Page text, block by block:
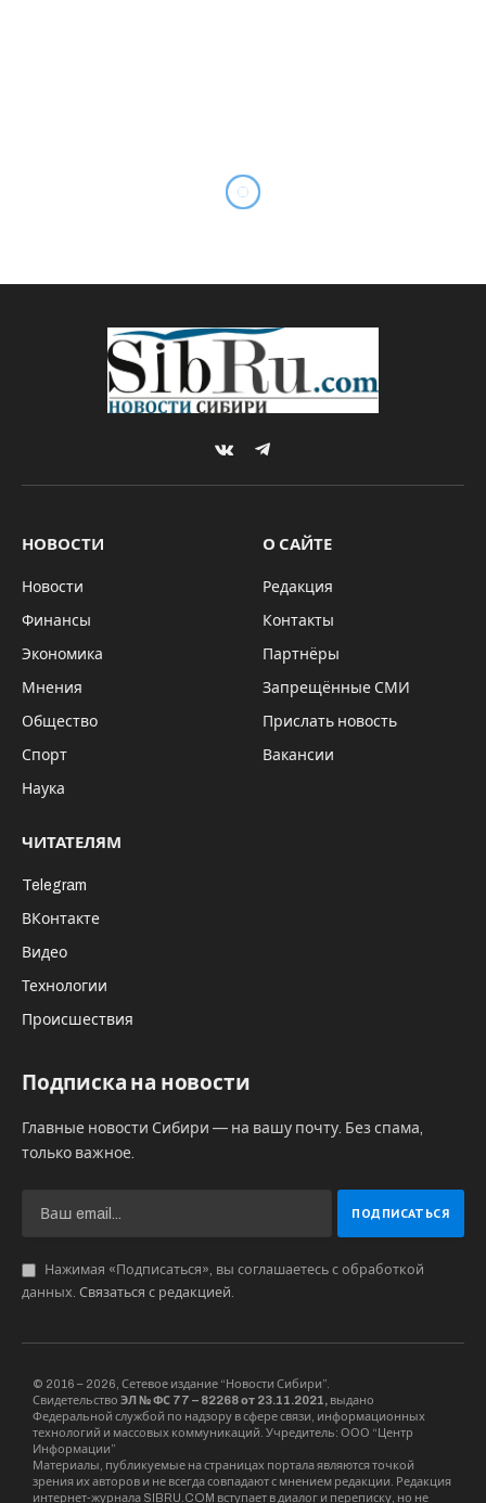
модернизацию секретных
объектов ядерной
программы
Михаил ШТЕРН 29.12.2025 ВОСТОЧНЫЙ ВЕКТОР
Китай активно модернизирует сеть
секретных объектов, связанных с
боеголовок. Об этом пишет The Washington
Post со ссылкой на спутниковые снимки,
проанализированные экспертами.
По данным издания, работы ведутся на фоне
более быстрого ответа на потенциальную
ключевых элементов ядерной
Анализ снимков проводили специалисты
венской организации Open Nuclear Network,
документами, научными публикациями и
данными о передвижении военной техники. На
фотографиях зафиксированы как минимум
шесть объектов, участвующих в производстве
боеголовок.